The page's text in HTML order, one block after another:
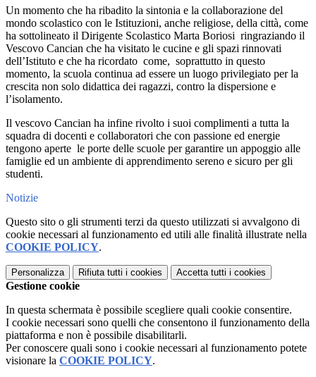
Un momento che ha ribadito la sintonia e la collaborazione del
mondo scolastico con le Istituzioni, anche religiose, della città, come
ha sottolineato il Dirigente Scolastico Marta Boriosi ringraziando il
Vescovo Cancian che ha visitato le cucine e gli spazi rinnovati
dell’Istituto e che ha ricordato come, soprattutto in questo
momento, la scuola continua ad essere un luogo privilegiato per la
crescita non solo didattica dei ragazzi, contro la dispersione e
l’isolamento.
Il vescovo Cancian ha infine rivolto i suoi complimenti a tutta la
squadra di docenti e collaboratori che con passione ed energie
tengono aperte le porte delle scuole per garantire un appoggio alle
famiglie ed un ambiente di apprendimento sereno e sicuro per gli
studenti.
Notizie
Questo sito o gli strumenti terzi da questo utilizzati si avvalgono di
cookie necessari al funzionamento ed utili alle finalità illustrate nella
COOKIE POLICY.
Personalizza Rifiuta tutti i cookies Accetta tutti i cookies
Gestione cookie
In questa schermata è possibile scegliere quali cookie consentire.
I cookie necessari sono quelli che consentono il funzionamento della
piattaforma e non è possibile disabilitarli.
Per conoscere quali sono i cookie necessari al funzionamento potete
visionare la COOKIE POLICY.